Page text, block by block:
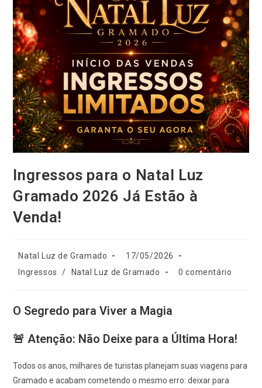
Ingressos para o Natal Luz
Gramado 2026 Já Estão à
Venda!
Natal Luz de Gramado
17/05/2026
Ingressos
/ Natal Luz de Gramado 0 comentário
O Segredo para Viver a Magia
🚨 Atenção: Não Deixe para a Última Hora!
Todos os anos, milhares de turistas planejam suas viagens para
Gramado e acabam cometendo o mesmo erro: deixar para